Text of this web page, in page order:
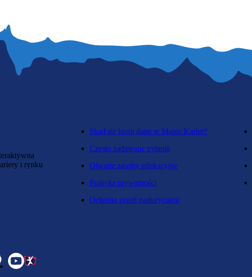
i rynku
Skąd się biorą dane w Mapie Karier?
Często zadawane pytania
Otwarte zasoby edukacyjne
Polityka prywatności
Ochrona przed nadużyciami